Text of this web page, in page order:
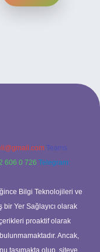
Teams:
606 0 726 Telegram:
Bilgi Teknolojileri ve
bir Yer Sağlayıcı olarak
proaktif olarak
Ancak,
taşımakta olup, siteye